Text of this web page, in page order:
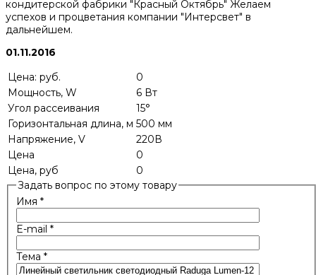
кондитерской фабрики "Красный Октябрь" Желаем
успехов и процветания компании "Интерсвет" в
дальнейшем.
01.11.2016
Цена: руб.
0
Мощность, W
6 Вт
Угол рассеивания
15°
Горизонтальная длина, м 500 мм
Напряжение, V
220В
Цена
0
Цена, руб
0
Задать вопрос по этому товару
Имя *
E-mail *
Тема *